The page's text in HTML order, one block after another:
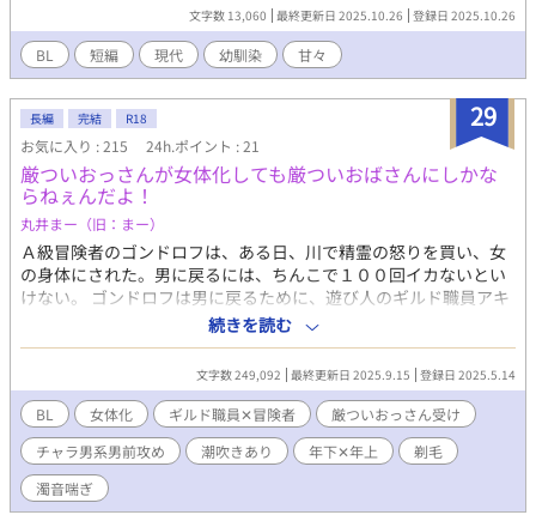
文字数 13,060 最終更新日 2025.10.26 登録日 2025.10.26
BL 短編 現代 幼馴染 甘々
29
長編 完結 R18
お気に入り : 215 24h.ポイント : 21
厳ついおっさんが女体化しても厳ついおばさんにしかな
らねぇんだよ！
丸井まー（旧：まー）
Ａ級冒険者のゴンドロフは、ある日、川で精霊の怒りを買い、女
の身体にされた。男に戻るには、ちんこで１００回イカないとい
けない。 ゴンドロフは男に戻るために、遊び人のギルド職員アキ
ムに声をかけた。 「えーー。ゴンドロフさんじゃ勃起しねぇっす
よー。デッカいおっぱいついただけで、元と変わらないじゃねぇ
っすかー。めちゃくちゃ厳ついおばさん」 「厳ついおっさんが女
になっても厳ついおばさんにしかならねぇんだよ！」 ゴンドロフ
の男に戻る為の奮闘が始まった！ チャラ男系男前遊び人ギルド職
員✕厳ついおっさん（おばさん）冒険者。 ※女体化エロありま
す。後半はちゃんとBLします。エロあり回には※をつけてありま
す。濁音喘ぎです！ ※ムーンライトノベルズさんでも公開してお
ります。 ※全７７話。
続きを読む
文字数 249,092 最終更新日 2025.9.15 登録日 2025.5.14
BL 女体化 ギルド職員✕冒険者
厳ついおっさん受け
チャラ男系男前攻め
潮吹きあり 年下✕年上
剃毛
濁音喘ぎ